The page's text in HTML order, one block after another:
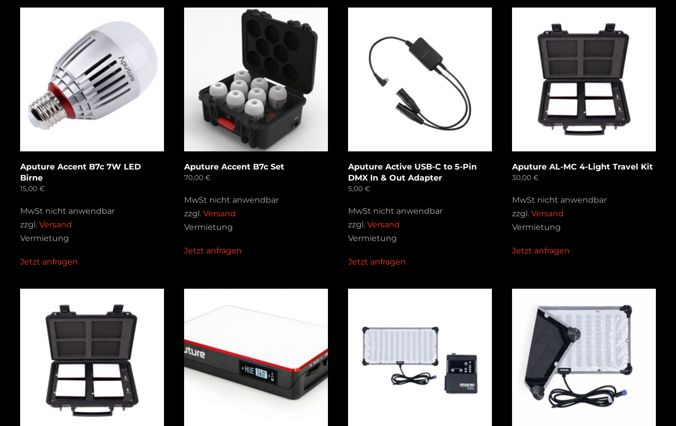
Aputure Accent B7c 7W LED
Birne
15,00 €
MwSt nicht anwendbar
zzgl. Versand
Vermietung
Jetzt anfragen
Aputure Accent B7c Set
70,00 €
MwSt nicht anwendbar
zzgl. Versand
Vermietung
Jetzt anfragen
Aputure Active USB-C to 5-Pin
DMX In & Out Adapter
5,00 €
MwSt nicht anwendbar
zzgl. Versand
Vermietung
Jetzt anfragen
Aputure AL-MC 4-Light Travel Kit
30,00 €
MwSt nicht anwendbar
zzgl. Versand
Vermietung
Jetzt anfragen